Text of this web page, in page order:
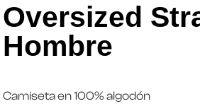
Oversized
Hombre
Camiseta en 100% algodón